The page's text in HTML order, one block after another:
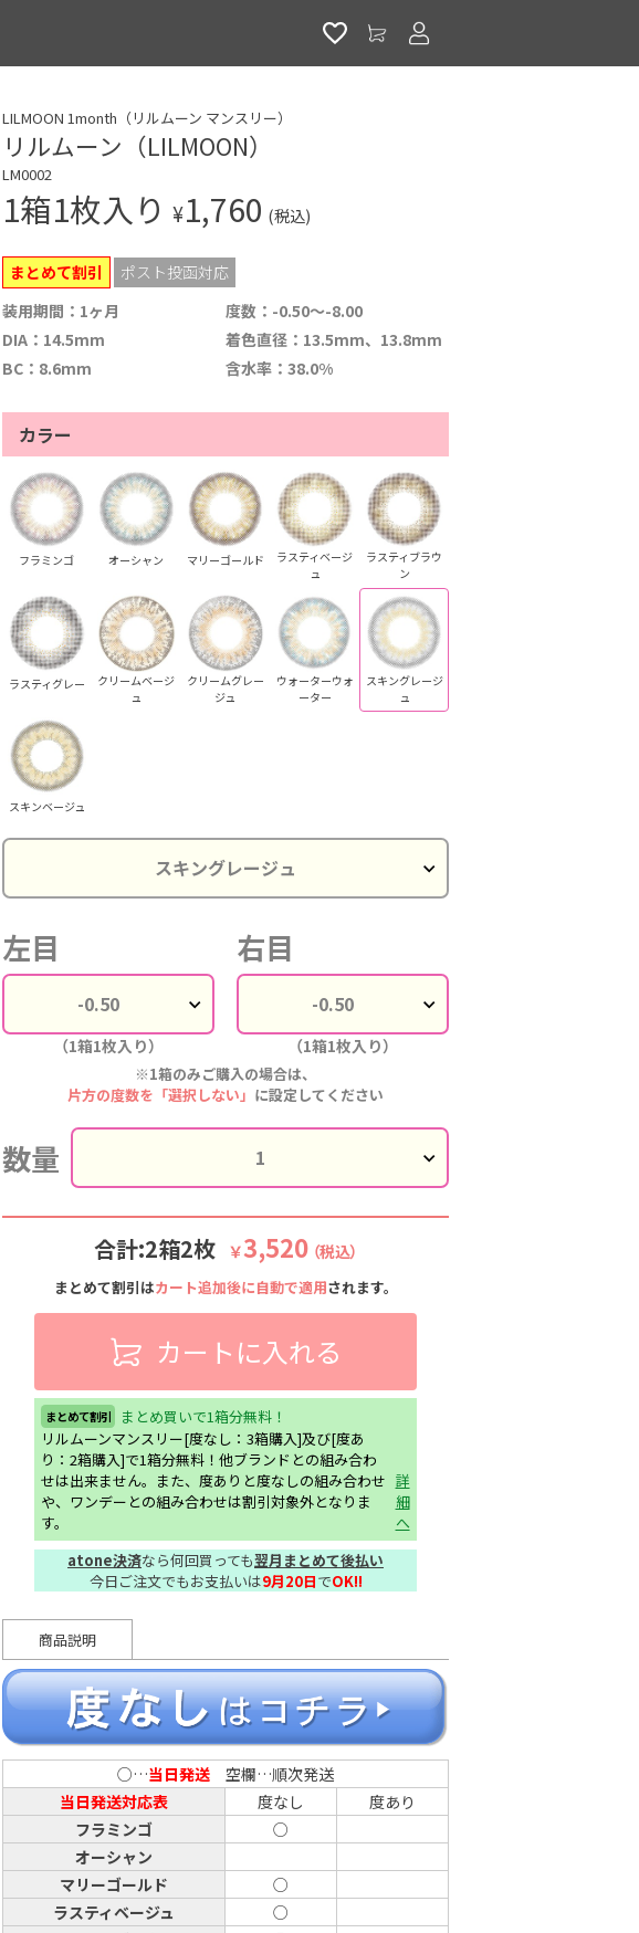
スキンベージュ スキンベージュ
LILMOON 1month（リルムーン マンスリー）
リルムーン（LILMOON）
LM0002
1箱1枚入り ¥1,760 (税込)
まとめて割引
ポスト投函対応
装用期間：1ヶ月
度数：-0.50～-8.00
DIA：14.5mm
着色直径：13.5mm、13.8mm
BC：8.6mm
含水率：38.0%
カラー
フラミンゴ オーシャン マリーゴールド
ラスティベージ
ュ
ラスティブラウ
ン
ラスティグレー
クリームベージ
ュ
クリームグレー
ジュ
ウォーターウォ
ーター
スキングレージ
ュ
スキンベージュ
左目
（1箱1枚入り）
右目
（1箱1枚入り）
※1箱のみご購入の場合は、
片方の度数を「選択しない」 に設定してください
数量
合計:2箱2枚 ￥3,520 （税込）
まとめて割引はカート追加後に自動で適用されます。
カートに入れる
まとめて割引
まとめ買いで1箱分無料！
リルムーンマンスリー[度なし：3箱購入]及び[度あ
り：2箱購入]で1箱分無料！他ブランドとの組み合わ
せは出来ません。また、度ありと度なしの組み合わせ
や、ワンデーとの組み合わせは割引対象外となりま
す。
詳
細
へ
atone決済なら何回買っても翌月まとめて後払い
今日ご注文でもお支払いは9月20日でOK!!
商品説明
○…当日発送 空欄…順次発送
当日発送対応表
度なし
度あり
フラミンゴ
○
オーシャン
マリーゴールド
○
ラスティベージュ
○